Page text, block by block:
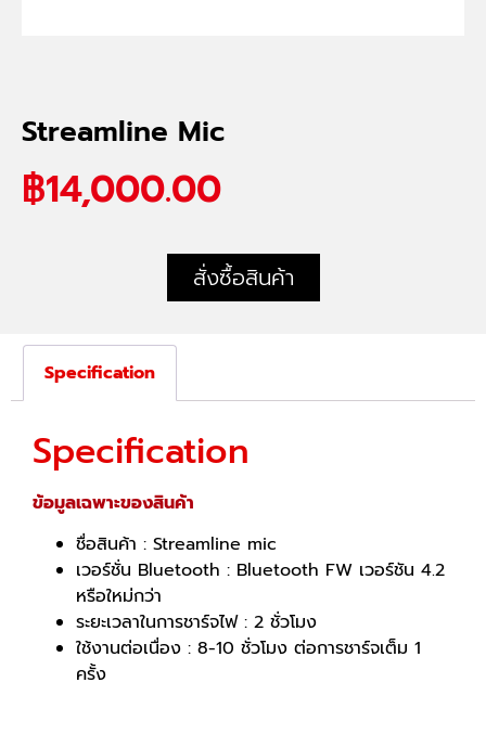
Streamline Mic
฿14,000.00
สั่งซื้อสินค้า
Specification
Specification
ข้อมูลเฉพาะของสินค้า
ชื่อสินค้า : Streamline mic
เวอร์ชั่น Bluetooth : Bluetooth FW เวอร์ชัน 4.2
หรือใหม่กว่า
ระยะเวลาในการชาร์จไฟ : 2 ชั่วโมง
ใช้งานต่อเนื่อง : 8-10 ชั่วโมง ต่อการชาร์จเต็ม 1
ครั้ง